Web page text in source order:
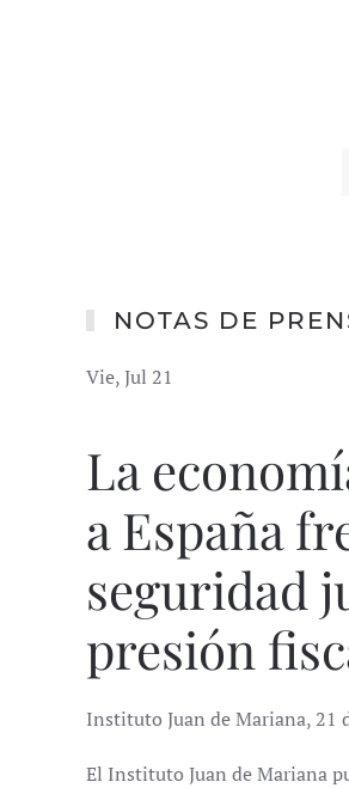
NOTAS DE
Vie, Jul 21
La
a España
seguridad
presión
Instituto Juan de Mariana, 21
El Instituto Juan de Mariana